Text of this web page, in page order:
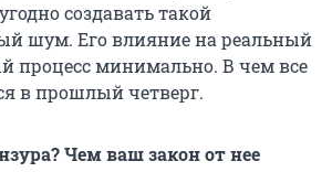
создавать такой
шум. Его влияние на реальный
процесс минимально. В чем все
в прошлый четверг.
Чем ваш закон от нее